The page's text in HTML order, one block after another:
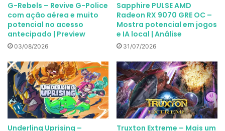
G-Rebels – Revive G-Police
com ação aérea e muito
potencial no acesso
antecipado | Preview
03/08/2026
Sapphire PULSE AMD
Radeon RX 9070 GRE OC –
Mostra potencial em jogos
e IA local | Análise
31/07/2026
Underling Uprising –
Truxton Extreme – Mais um